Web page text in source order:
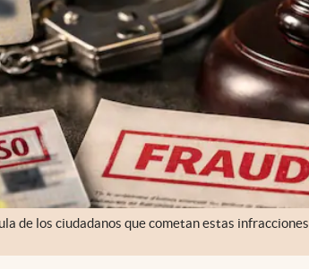
de los ciudadanos que cometan estas infracciones.